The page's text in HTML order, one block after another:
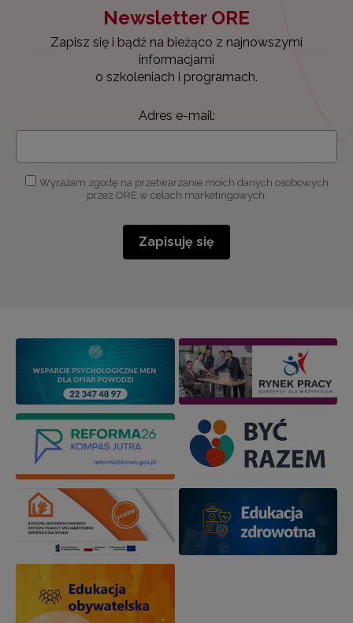
Newsletter ORE
Zapisz się i bądź na bieżąco z najnowszymi
informacjami
o szkoleniach i programach.
Adres e-mail:
Wyrażam zgodę na przetwarzanie moich danych osobowych
przez ORE w celach marketingowych.
Zapisuję się